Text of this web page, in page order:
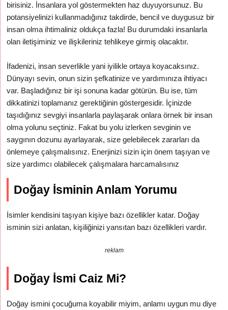
birisiniz. İnsanlara yol göstermekten haz duyuyorsunuz. Bu
potansiyelinizi kullanmadığınız takdirde, bencil ve duygusuz bir
insan olma ihtimaliniz oldukça fazla! Bu durumdaki insanlarla
olan iletişiminiz ve ilişkileriniz tehlikeye girmiş olacaktır.
İfadenizi, insan severlikle yani iyilikle ortaya koyacaksınız.
Dünyayı sevin, onun sizin şefkatinize ve yardımınıza ihtiyacı
var. Başladığınız bir işi sonuna kadar götürün. Bu ise, tüm
dikkatinizi toplamanız gerektiğinin göstergesidir. İçinizde
taşıdığınız sevgiyi insanlarla paylaşarak onlara örnek bir insan
olma yolunu seçtiniz. Fakat bu yolu izlerken sevginin ve
saygının dozunu ayarlayarak, size gelebilecek zararları da
önlemeye çalışmalısınız. Enerjinizi sizin için önem taşıyan ve
size yardımcı olabilecek çalışmalara harcamalısınız
Doğay İsminin Anlam Yorumu
İsimler kendisini taşıyan kişiye bazı özellikler katar. Doğay
isminin sizi anlatan, kişiliğinizi yansıtan bazı özellikleri vardır.
reklam
Doğay İsmi Caiz Mi?
Doğay ismini çocuğuma koyabilir miyim, anlamı uygun mu diye